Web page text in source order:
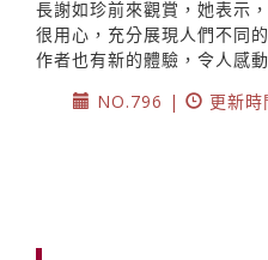
長謝如珍前來觀賞，她表示
很用心，充分展現人們不同
作者也有新的體驗，令人感動
NO.796 |
更新